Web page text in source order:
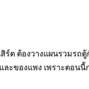
ต้องวางแผนรวมรถตู้
ละของแพง เพราะตอน